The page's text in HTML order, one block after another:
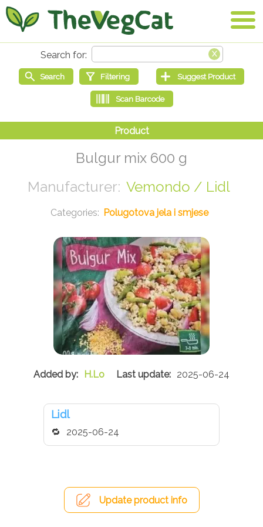
Bulgur mix 600 g
Vemondo / Lidl
Polugotova jela i smjese
H.Lo 2025-06-24
Lidl
2025-06-24
Update product info